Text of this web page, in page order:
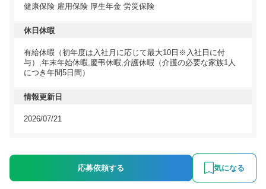
健康保険 雇用保険 厚生年金 労災保険
休日休暇
有給休暇（初年度は入社月に応じて最大10日※入社日に付
与）,年末年始休暇,慶弔休暇,介護休暇（介護の必要な家族1人
につき年間5日間）
情報更新日
2026/07/21
応募依頼する 気になる